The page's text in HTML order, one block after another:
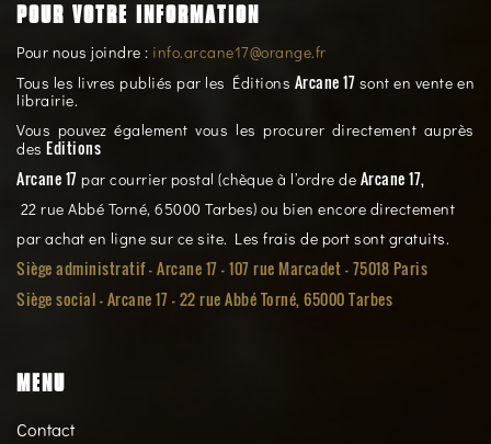
POUR VOTRE INFORMATION
Pour nous joindre : info.arcane17@orange.fr
Tous les livres publiés par les Éditions Arcane 17 sont en vente en
librairie.
Vous pouvez également vous les procurer directement auprès
des Editions
Arcane 17 par courrier postal (chèque à l’ordre de Arcane 17,
22 rue Abbé Torné, 65000 Tarbes) ou bien encore directement
par achat en ligne sur ce site. Les frais de port sont gratuits.
Siège administratif - Arcane 17 - 107 rue Marcadet - 75018 Paris
Siège social -Arcane 17 - 22 rue Abbé Torné, 65000 Tarbes
MENU
Contact